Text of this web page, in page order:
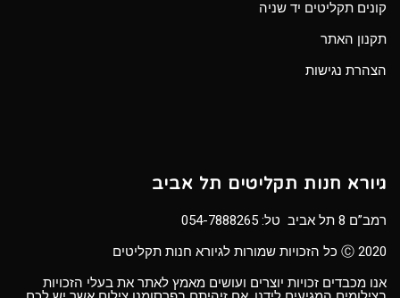
קונים תקליטים יד שניה
תקנון האתר
הצהרת נגישות
גיורא חנות תקליטים תל אביב
רמב”ם 8 תל אביב טל:
054-7888265
Ⓒ 2020 כל הזכויות שמורות לגיורא חנות תקליטים
אנו מכבדים זכויות יוצרים ועושים מאמץ לאתר את בעלי הזכויות